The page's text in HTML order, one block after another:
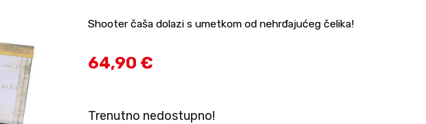
Shooter čaša dolazi s umetkom od nehrđajućeg čelika!
64,90 €
Trenutno nedostupno!